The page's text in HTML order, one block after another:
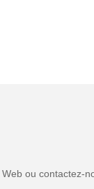
ou contactez-